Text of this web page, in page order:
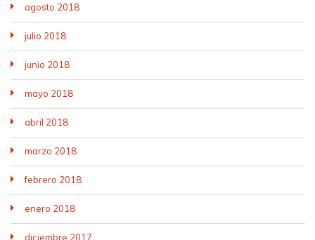
agosto 2018
julio 2018
junio 2018
mayo 2018
abril 2018
marzo 2018
febrero 2018
enero 2018
diciembre 2017